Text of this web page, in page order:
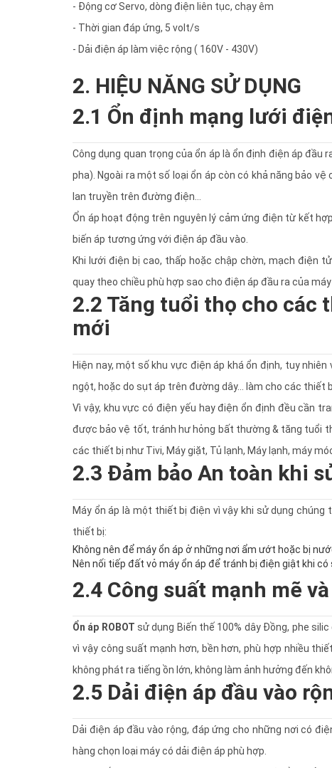
- Động cơ Servo, dòng điện liên tục, chạy êm
- Thời gian đáp ứng, 5 volt/s
- Dải điện áp làm việc rộng ( 160V - 430V)
2. HIỆU NĂNG SỬ DỤNG
2.1 Ổn định mạng lưới
Công dụng quan trọng của ổn áp là ổn định điện áp
pha). Ngoài ra một số loại ổn áp còn có khả năng bảo
lan truyền trên đường điện…
Ổn áp hoạt động trên nguyên lý cảm ứng điện từ kết
biến áp tương ứng với điện áp đầu vào.
Khi lưới điện bị cao, thấp hoặc chập chờn, mạch điện
quay theo chiều phù hợp sao cho điện áp đầu ra của
2.2 Tăng tuổi thọ cho các
mới
Hiện nay, một số khu vực điện áp khá ổn định, tuy
ngột, hoặc do sụt áp trên đường dây… làm cho các thiết
Vì vậy, khu vực có điện yếu hay điện ổn định đều cần
được bảo vệ tốt, tránh hư hỏng bất thường & tăng tuổi
các thiết bị như Tivi, Máy giặt, Tủ lạnh, Máy lạnh, máy
2.3 Đảm bảo An toàn khi
Máy ổn áp là một thiết bị điện vì vậy khi sử dụng
thiết bị:
Không nên để máy ổn áp ở những nơi ẩm ướt hoặc bị
Nên nối tiếp đất vỏ máy ổn áp để tránh bị điện giật khi có
2.4 Công suất mạnh mẽ
Ổn áp ROBOT sử dụng Biến thế 100% dây Đồng, phe
vì vậy công suất mạnh hơn, bền hơn, phù hợp nhiều
không phát ra tiếng ồn lớn, không làm ảnh hưởng đến
2.5 Dải điện áp đầu vào
Dải điện áp đầu vào rộng, đáp ứng cho những nơi có
hàng chọn loại máy có dải điện áp phù hợp.